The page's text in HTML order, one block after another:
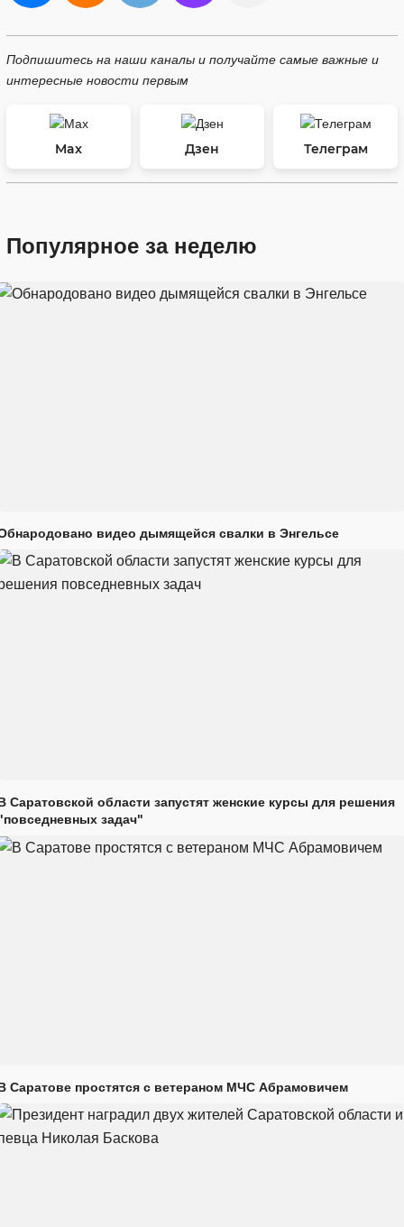
Подпишитесь на наши каналы и получайте самые важные и
интересные новости первым
Max Дзен Телеграм
Популярное за неделю
видео дымящейся свалки в Энгельсе
Саратовской области запустят женские курсы для решения
задач"
Саратове простятся с ветераном МЧС Абрамовичем